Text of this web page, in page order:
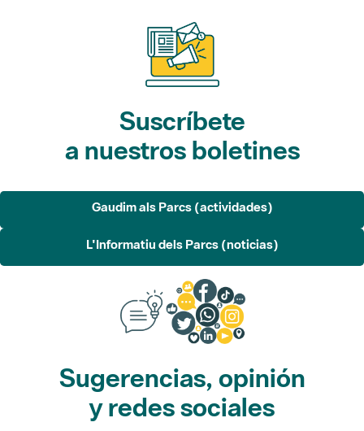
Suscríbete
a nuestros boletines
Gaudim als Parcs (actividades)
L'Informatiu dels Parcs (noticias)
Sugerencias, opinión
y redes sociales